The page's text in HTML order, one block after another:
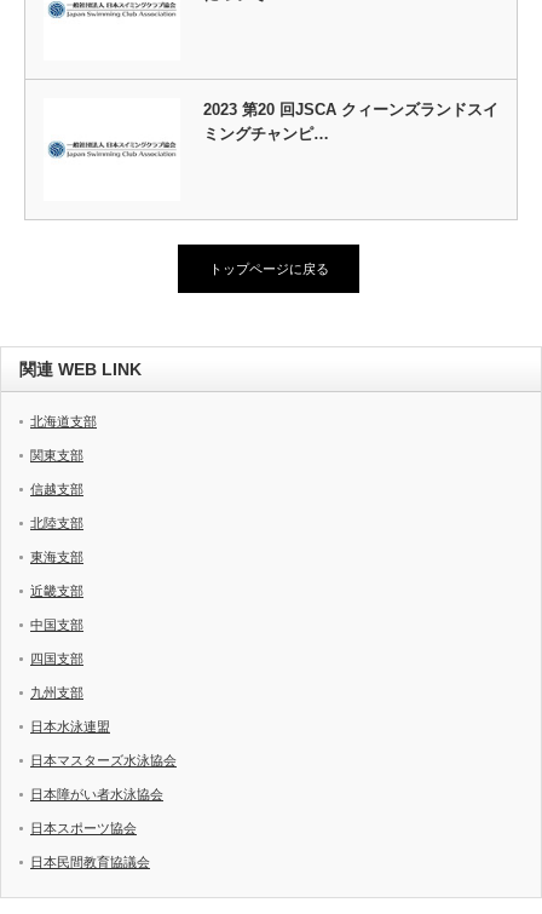
2023 第20 回JSCA クィーンズランドスイ
ミングチャンピ…
トップページに戻る
関連 WEB LINK
北海道支部
関東支部
信越支部
北陸支部
東海支部
近畿支部
中国支部
四国支部
九州支部
日本水泳連盟
日本マスターズ水泳協会
日本障がい者水泳協会
日本スポーツ協会
日本民間教育協議会